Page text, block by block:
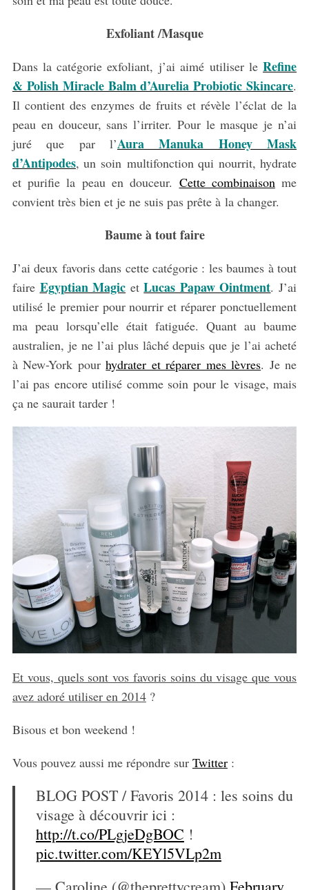
Exfoliant /Masque
Dans la catégorie exfoliant, j’ai aimé utiliser leRefine
& Polish Miracle Balm d’Aurelia Probiotic Skincare.
Il contient des enzymes de fruits et révèle l’éclat de la
peau en douceur, sans l’irriter. Pour le masque je n’ai
juré que par l’Aura Manuka Honey Mask
d’Antipodes, un soin multifonction qui nourrit, hydrate
et purifie la peau en douceur. Cette combinaison me
convient très bien et je ne suis pas prête à la changer.
Baume à tout faire
J’ai deux favoris dans cette catégorie : les baumes à tout
faire Egyptian Magic etLucas Papaw Ointment. J’ai
utilisé le premier pour nourrir et réparer ponctuellement
ma peau lorsqu’elle était fatiguée. Quant au baume
australien, je ne l’ai plus lâché depuis que je l’ai acheté
à New-York pourhydrater et réparer mes lèvres. Je ne
l’ai pas encore utilisé comme soin pour le visage, mais
ça ne saurait tarder !
Et vous, quels sont vos favoris soins du visage que vous
avez adoré utiliser en 2014?
Bisous et bon weekend !
Vous pouvez aussi me répondre sur Twitter:
BLOG POST / Favoris 2014 : les soins du
visage à découvrir ici :
http://t.co/PLgjeDgBOC !
pic.twitter.com/KEYl5VLp2m